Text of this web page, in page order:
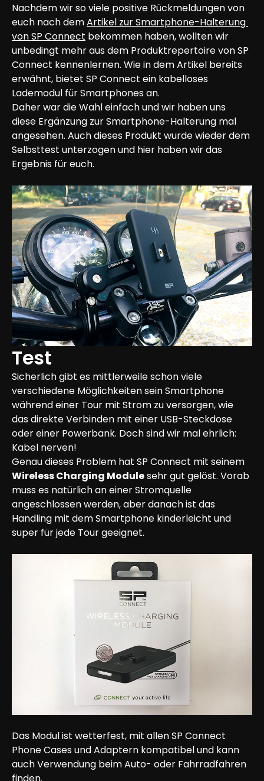
Nachdem wir so viele positive Rückmeldungen von
euch nach dem Artikel zur Smartphone-Halterung
von SP Connect bekommen haben, wollten wir
unbedingt mehr aus dem Produktrepertoire von SP
Connect kennenlernen. Wie in dem Artikel bereits
erwähnt, bietet SP Connect ein kabelloses
Lademodul für Smartphones an.
Daher war die Wahl einfach und wir haben uns
diese Ergänzung zur Smartphone-Halterung mal
angesehen. Auch dieses Produkt wurde wieder dem
Selbsttest unterzogen und hier haben wir das
Ergebnis für euch.
Test
Sicherlich gibt es mittlerweile schon viele
verschiedene Möglichkeiten sein Smartphone
während einer Tour mit Strom zu versorgen, wie
das direkte Verbinden mit einer USB-Steckdose
oder einer Powerbank. Doch sind wir mal ehrlich:
Kabel nerven!
Genau dieses Problem hat SP Connect mit seinem
Wireless Charging Module sehr gut gelöst. Vorab
muss es natürlich an einer Stromquelle
angeschlossen werden, aber danach ist das
Handling mit dem Smartphone kinderleicht und
super für jede Tour geeignet.
Das Modul ist wetterfest, mit allen SP Connect
Phone Cases und Adaptern kompatibel und kann
auch Verwendung beim Auto- oder Fahrradfahren